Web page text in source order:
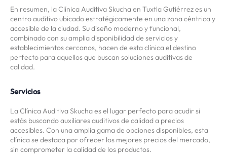
En resumen, la Clínica Auditiva Skucha en Tuxtla Gutiérrez es un
centro auditivo ubicado estratégicamente en una zona céntrica y
accesible de la ciudad. Su diseño moderno y funcional,
combinado con su amplia disponibilidad de servicios y
establecimientos cercanos, hacen de esta clínica el destino
perfecto para aquellos que buscan soluciones auditivas de
calidad.
Servicios
La Clínica Auditiva Skucha es el lugar perfecto para acudir si
estás buscando auxiliares auditivos de calidad a precios
accesibles. Con una amplia gama de opciones disponibles, esta
clínica se destaca por ofrecer los mejores precios del mercado,
sin comprometer la calidad de los productos.